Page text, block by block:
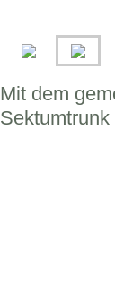
Mit dem